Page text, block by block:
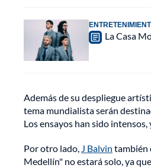
La Casa
Además de su despliegue
tema mundialista serán
Los ensayos han sido
Por otro lado, J Balvin también
Medellín" no estará solo, ya